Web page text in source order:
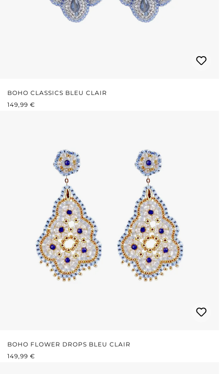
BOHO CLASSICS BLEU CLAIR
PRIX RÉGULIER :
149,99 €
BOHO FLOWER DROPS BLEU CLAIR
PRIX RÉGULIER :
149,99 €